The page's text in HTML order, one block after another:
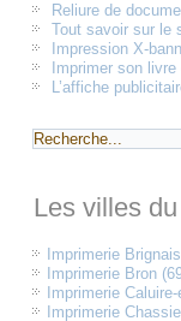
Reliure de
Tout savoir sur le
Impression X-
Imprimer son
L’affiche
Les villes
Imprimerie
Imprimerie Bron
Imprimerie
Imprimerie